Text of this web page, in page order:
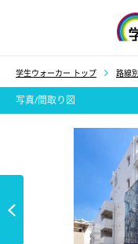
学生ウォーカー トップ 路線
写真/間取り図